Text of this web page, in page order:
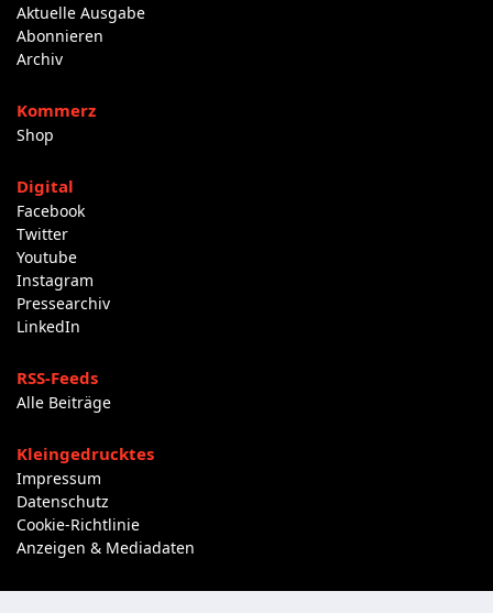
Aktuelle Ausgabe
Abonnieren
Archiv
Kommerz
Shop
Digital
Facebook
Twitter
Youtube
Instagram
Pressearchiv
LinkedIn
RSS-Feeds
Alle Beiträge
Kleingedrucktes
Impressum
Datenschutz
Cookie-Richtlinie
Anzeigen & Mediadaten